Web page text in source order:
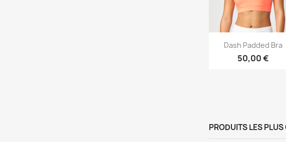
Aperçu rapide
Dash Padded Bra
50,00 €
PRODUITS LES